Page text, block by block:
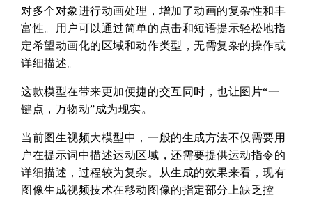
对多个对象进行动画处理，增加了动画的复杂性和丰
富性。用户可以通过简单的点击和短语提示轻松地指
定希望动画化的区域和动作类型，无需复杂的操作或
详细描述。
这款模型在带来更加便捷的交互同时，也让图片“一
键点，万物动”成为现实。
当前图生视频大模型中，一般的生成方法不仅需要用
户在提示词中描述运动区域，还需要提供运动指令的
详细描述，过程较为复杂。从生成的效果来看，现有
图像生成视频技术在移动图像的指定部分上缺乏控